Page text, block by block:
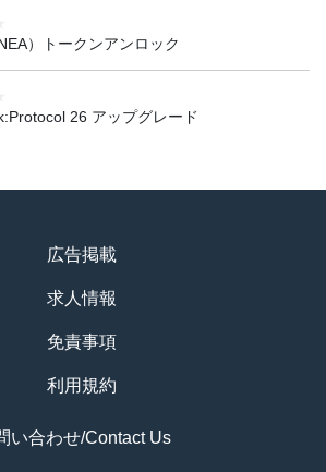
）トークンアンロック
26 アップグレード
広告掲載
求人情報
免責事項
利用規約
い合わせ/Contact Us